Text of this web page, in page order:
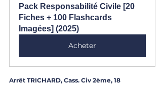
Pack Responsabilité Civile [20
Fiches + 100 Flashcards
Imagées] (2025)
Acheter
Arrêt TRICHARD, Cass. Civ 2ème, 18